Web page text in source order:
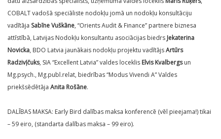
COBALT vadošā speciāliste nodokļu jomā un nodokļu konsultāciju
vadītāja Sabīne Vuškāne, “Orients Audit & Finance” partnere biznesa
attīstībā, Latvijas Nodokļu konsultantu asociācijas biedrsJekaterina
Novicka, BDO Latvia jaunākais nodokļu projektu vadītājsArtūrs
Radzivļčuks, SIA “Excellent Latvia” valdes loceklis Elvis Kvalbergsun
Mg.psych., Mg.publ.relat, biedrības “Modus Vivendi A” Valdes
priekšsēdētāja Anita Rošāne.
DALĪBAS MAKSA: Early Bird dalības maksa konferencē (vēl pieejama!) tikai
– 59 eiro, (standarta dalības maksa – 99 eiro).